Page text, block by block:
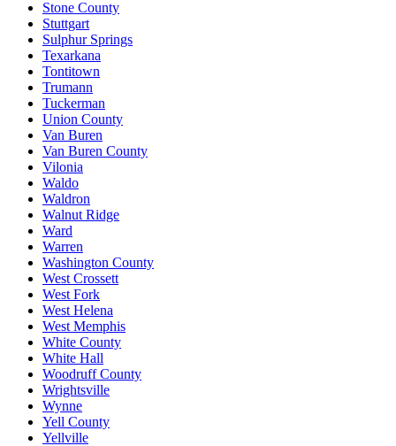
Stone County
Stuttgart
Sulphur Springs
Texarkana
Tontitown
Trumann
Tuckerman
Union County
Van Buren
Van Buren County
Vilonia
Waldo
Waldron
Walnut Ridge
Ward
Warren
Washington County
West Crossett
West Fork
West Helena
West Memphis
White County
White Hall
Woodruff County
Wrightsville
Wynne
Yell County
Yellville